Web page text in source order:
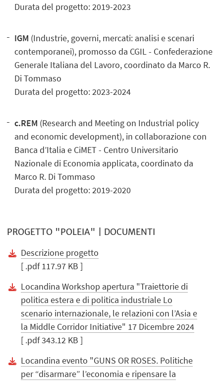
Durata del progetto: 2019-2023
IGM (Industrie, governi, mercati: analisi e scenari
contemporanei), promosso da CGIL - Confederazione
Generale Italiana del Lavoro, coordinato da Marco R.
Di Tommaso
Durata del progetto: 2023-2024
c.REM (Research and Meeting on Industrial policy
and economic development), in collaborazione con
Banca d’Italia e CiMET - Centro Universitario
Nazionale di Economia applicata, coordinato da
Marco R. Di Tommaso
Durata del progetto: 2019-2020
PROGETTO "POLEIA" | DOCUMENTI
Descrizione progetto
[ .pdf 117.97 KB ]
Locandina Workshop apertura "Traiettorie di
politica estera e di politica industriale Lo
scenario internazionale, le relazioni con l’Asia e
la Middle Corridor Initiative" 17 Dicembre 2024
[ .pdf 343.12 KB ]
Locandina evento "GUNS OR ROSES. Politiche
per “disarmare” l’economia e ripensare la